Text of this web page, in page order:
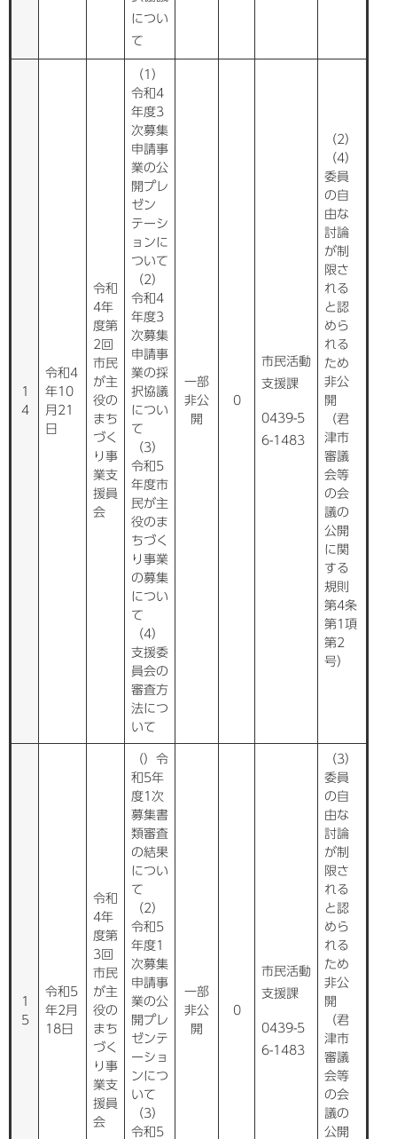
につい
て
1
4
令和4
年10
月21
日
令和
4年
度第
2回
市民
が主
役の
まち
づく
り事
業支
援員
会
（1）
令和4
年度3
次募集
申請事
業の公
開プレ
ゼン
テーシ
ョンに
ついて
（2）
令和4
年度3
次募集
申請事
業の採
択協議
につい
て
（3）
令和5
年度市
民が主
役のま
ちづく
り事業
の募集
につい
て
（4）
支援委
員会の
審査方
法につ
いて
一部
非公
開
0
市民活動
支援課
0439-5
6-1483
（2）
（4）
委員
の自
由な
討論
が制
限さ
れる
と認
めら
れる
ため
非公
開
（君
津市
審議
会等
の会
議の
公開
に関
する
規則
第4条
第1項
第2
号）
1
5
令和5
年2月
18日
令和
4年
度第
3回
市民
が主
役の
まち
づく
り事
業支
援員
会
（）令
和5年
度1次
募集書
類審査
の結果
につい
て
（2）
令和5
年度1
次募集
申請事
業の公
開プレ
ゼンテ
ーショ
ンにつ
いて
（3）
令和5
一部
非公
開
0
市民活動
支援課
0439-5
6-1483
（3）
委員
の自
由な
討論
が制
限さ
れる
と認
めら
れる
ため
非公
開
（君
津市
審議
会等
の会
議の
公開